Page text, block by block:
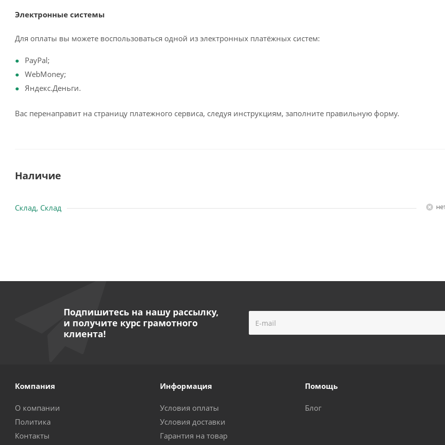
Электронные системы
Для оплаты вы можете воспользоваться одной из электронных платёжных систем:
PayPal;
WebMoney;
Яндекс.Деньги.
Вас перенаправит на страницу платежного сервиса, следуя инструкциям, заполните правильную форму.
Наличие
Склад, Склад
Подпишитесь на нашу рассылку,
и получите курс грамотного
клиента!
Компания
О компании
Политика
Контакты
Информация
Условия оплаты
Условия доставки
Гарантия на товар
Помощь
Блог